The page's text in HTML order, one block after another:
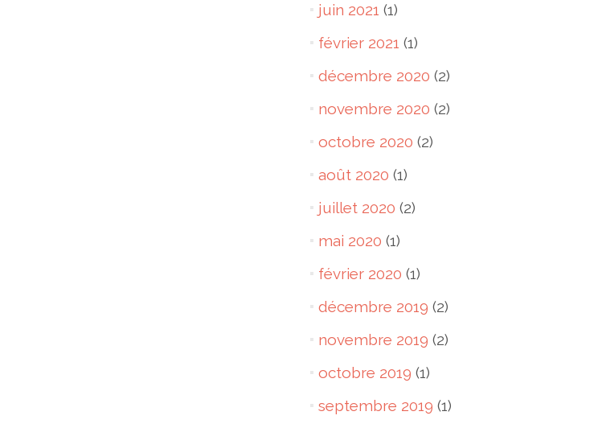
juin 2021 (1)
février 2021 (1)
décembre 2020 (2)
novembre 2020 (2)
octobre 2020 (2)
août 2020 (1)
juillet 2020 (2)
mai 2020 (1)
février 2020 (1)
décembre 2019 (2)
novembre 2019 (2)
octobre 2019 (1)
septembre 2019 (1)